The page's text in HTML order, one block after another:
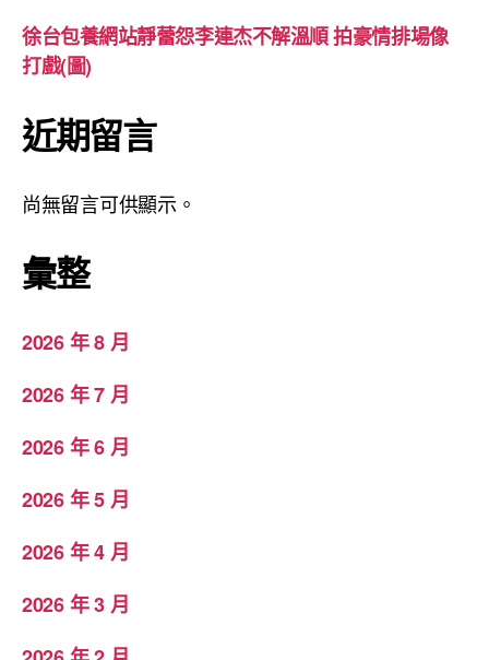
徐台包養網站靜蕾怨李連杰不解溫順 拍豪情排場像
打戲(圖)
近期留言
尚無留言可供顯示。
彙整
2026 年 8 月
2026 年 7 月
2026 年 6 月
2026 年 5 月
2026 年 4 月
2026 年 3 月